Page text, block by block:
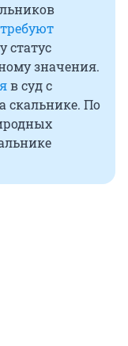
требуют
статус
значения.
в суд с
скальнике. По